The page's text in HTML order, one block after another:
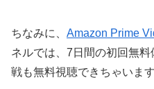
ちなみに、 Amazon Prime
ネルでは、7日間の初回無
戦も無料視聴できちゃいます